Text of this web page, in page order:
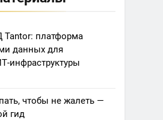
Tantor: платформа
данных для
инфраструктуры
чтобы не жалеть —
гид